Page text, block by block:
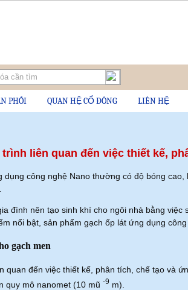
PHỐI QUAN HỆ CỔ ĐÔNG LIÊN HỆ
liên quan đến việc thiết kế,
dụng công nghệ Nano thường có độ bóng
đình nên tạo sinh khí cho ngôi nhà bằng
nổi bật, sản phẩm gạch ốp lát ứng dụng
gạch men
quan đến việc thiết kế, phân tích, chế tạo và
quy mô nanomet (10 mũ -9 m).